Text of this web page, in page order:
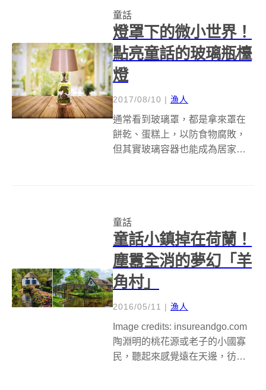
日本傳統繪畫藝術，從字面上就
是「浮...
童話
燈罩下的微小世界！
點亮童話的玻璃瓶檯
燈
2017/08/10 | 漁人
通常看到玻璃罩，都是拿來罩在
餅乾、蛋糕上，以防食物腐敗，
但其實玻璃容器也能成為居家擺
無論白天晚上都能放出夢幻的光
芒。 設計師 Nu...
童話
童話小鎮掉在荷蘭！
塵囂全消的夢幻「羊
角村」
2016/05/11 | 漁人
Image credits: insureandgo.com
陶淵明的桃花源或老子的小國寡
民，聽起來感覺遠在天邊，彷彿